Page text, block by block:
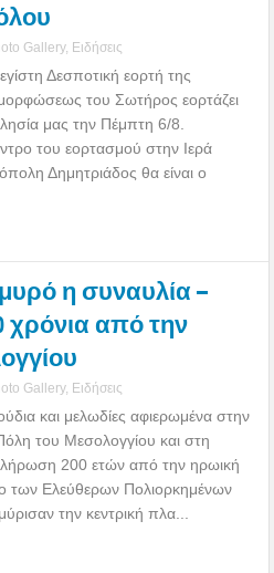
Gallery, Ειδήσεις
Δεσποτική εορτή της
του Σωτήρος εορτάζει
μας την Πέμπτη 6/8.
του εορτασμού στην Ιερά
Δημητριάδος θα είναι ο
η συναυλία –
χρόνια από την
Gallery, Ειδήσεις
και μελωδίες αφιερωμένα στην
του Μεσολογγίου και στη
200 ετών από την ηρωική
των Ελεύθερων Πολιορκημένων
την κεντρική πλα...